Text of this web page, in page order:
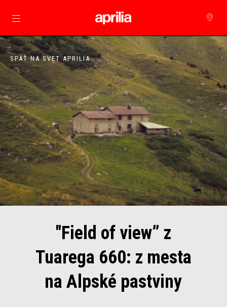
Prejsť na hlavný obsah
SPÄŤ NA SVET APRILIA
"Field of view” z
Tuarega 660: z mesta
na Alpské pastviny